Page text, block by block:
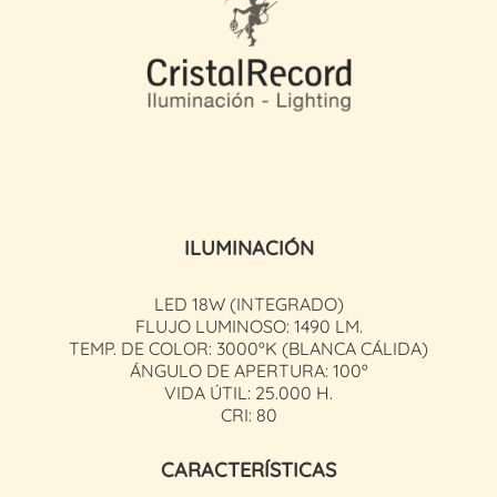
ILUMINACIÓN
LED 18W (INTEGRADO)
FLUJO LUMINOSO: 1490 LM.
TEMP. DE COLOR: 3000ºK (BLANCA CÁLIDA)
ÁNGULO DE APERTURA: 100º
VIDA ÚTIL: 25.000 H.
CRI: 80
CARACTERÍSTICAS